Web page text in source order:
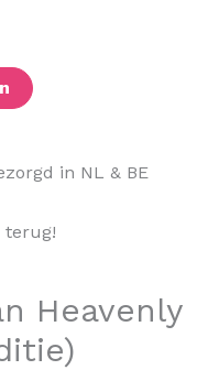
in NL & BE
terug!
Heavenly